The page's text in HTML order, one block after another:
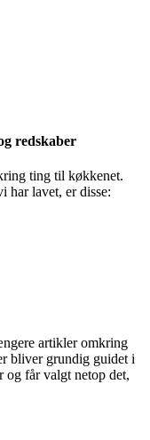
redskaber
ting til køkkenet.
har lavet, er disse:
artikler omkring
bliver grundig guidet i
og får valgt netop det,